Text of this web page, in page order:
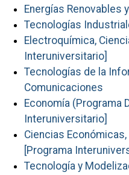
Energías Renovables
Tecnologías
Electroquímica,
Interuniversitario]
Tecnologías de la
Comunicaciones
Economía (Programa
Interuniversitario]
Ciencias
[Programa
Tecnología y